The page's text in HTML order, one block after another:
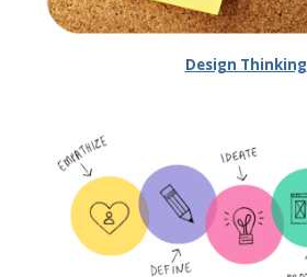
Design Thinking